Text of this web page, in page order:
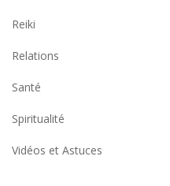
Reiki
Relations
Santé
Spiritualité
Vidéos et Astuces